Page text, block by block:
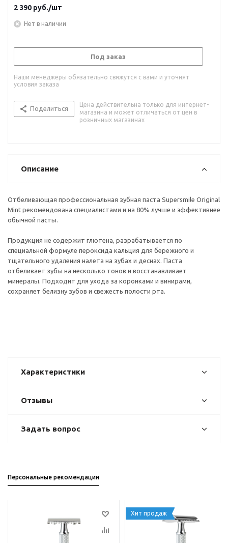
2 390 руб./шт
Нет в наличии
Под заказ
Наши менеджеры обязательно свяжутся с вами и уточнят
условия заказа
Поделиться
Цена действительна только для интернет-
магазина и может отличаться от цен в
розничных магазинах
Описание
Отбеливающая профессиональная зубная паста Supersmile Original
Mint рекомендована специалистами и на 80% лучше и эффективнее
обычной пасты.
Продукция не содержит глютена, разрабатывается по
специальной формуле пероксида кальция для бережного и
тщательного удаления налета на зубах и деснах. Паста
отбеливает зубы на несколько тонов и восстанавливает
минералы. Подходит для ухода за коронками и винирами,
сохраняет белизну зубов и свежесть полости рта.
Характеристики
Отзывы
Задать вопрос
Персональные рекомендации
Хит продаж